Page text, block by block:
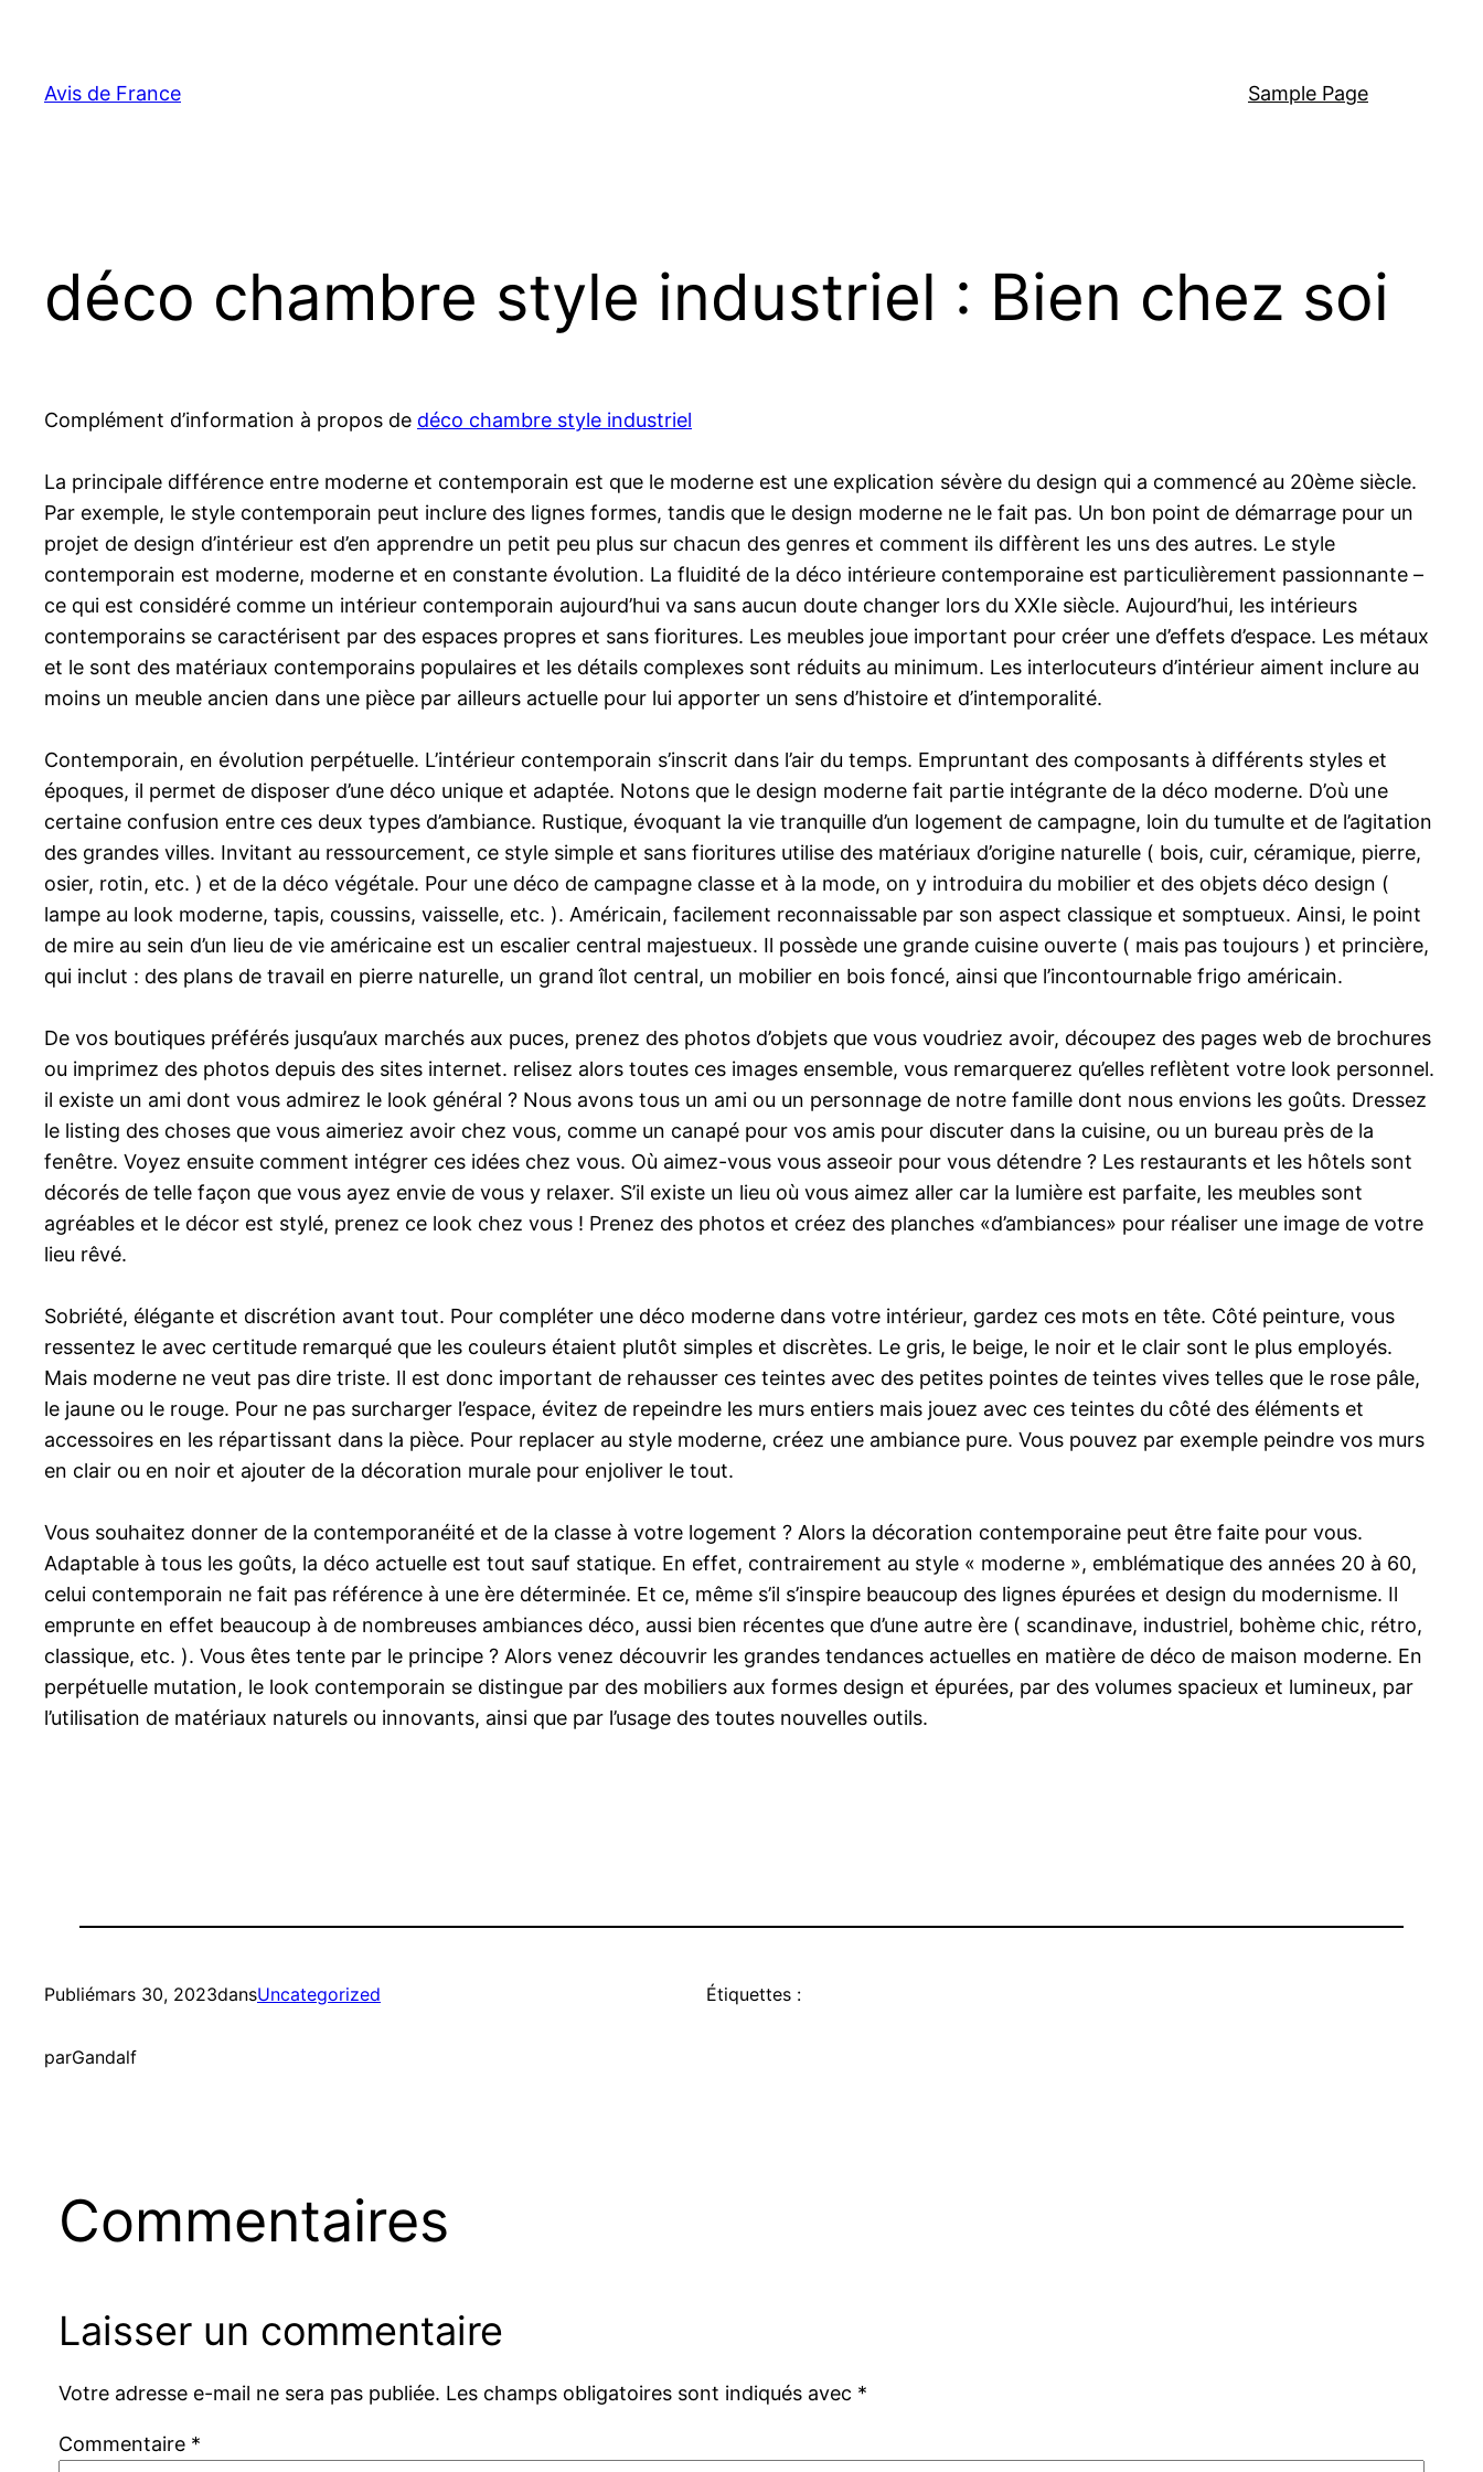
contenu
Avis de France Sample Page
déco chambre style industriel : Bien chez soi
Complément d’information à propos de déco chambre style industriel
La principale différence entre moderne et contemporain est que le moderne est une explication sévère du design qui a commencé au 20ème siècle.
Par exemple, le style contemporain peut inclure des lignes formes, tandis que le design moderne ne le fait pas. Un bon point de démarrage pour un
projet de design d’intérieur est d’en apprendre un petit peu plus sur chacun des genres et comment ils diffèrent les uns des autres. Le style
contemporain est moderne, moderne et en constante évolution. La fluidité de la déco intérieure contemporaine est particulièrement passionnante –
ce qui est considéré comme un intérieur contemporain aujourd’hui va sans aucun doute changer lors du XXIe siècle. Aujourd’hui, les intérieurs
contemporains se caractérisent par des espaces propres et sans fioritures. Les meubles joue important pour créer une d’effets d’espace. Les métaux
et le sont des matériaux contemporains populaires et les détails complexes sont réduits au minimum. Les interlocuteurs d’intérieur aiment inclure au
moins un meuble ancien dans une pièce par ailleurs actuelle pour lui apporter un sens d’histoire et d’intemporalité.
Contemporain, en évolution perpétuelle. L’intérieur contemporain s’inscrit dans l’air du temps. Empruntant des composants à différents styles et
époques, il permet de disposer d’une déco unique et adaptée. Notons que le design moderne fait partie intégrante de la déco moderne. D’où une
certaine confusion entre ces deux types d’ambiance. Rustique, évoquant la vie tranquille d’un logement de campagne, loin du tumulte et de l’agitation
des grandes villes. Invitant au ressourcement, ce style simple et sans fioritures utilise des matériaux d’origine naturelle ( bois, cuir, céramique, pierre,
osier, rotin, etc. ) et de la déco végétale. Pour une déco de campagne classe et à la mode, on y introduira du mobilier et des objets déco design (
lampe au look moderne, tapis, coussins, vaisselle, etc. ). Américain, facilement reconnaissable par son aspect classique et somptueux. Ainsi, le point
de mire au sein d’un lieu de vie américaine est un escalier central majestueux. Il possède une grande cuisine ouverte ( mais pas toujours ) et princière,
qui inclut : des plans de travail en pierre naturelle, un grand îlot central, un mobilier en bois foncé, ainsi que l’incontournable frigo américain.
De vos boutiques préférés jusqu’aux marchés aux puces, prenez des photos d’objets que vous voudriez avoir, découpez des pages web de brochures
ou imprimez des photos depuis des sites internet. relisez alors toutes ces images ensemble, vous remarquerez qu’elles reflètent votre look personnel.
il existe un ami dont vous admirez le look général ? Nous avons tous un ami ou un personnage de notre famille dont nous envions les goûts. Dressez
le listing des choses que vous aimeriez avoir chez vous, comme un canapé pour vos amis pour discuter dans la cuisine, ou un bureau près de la
fenêtre. Voyez ensuite comment intégrer ces idées chez vous. Où aimez-vous vous asseoir pour vous détendre ? Les restaurants et les hôtels sont
décorés de telle façon que vous ayez envie de vous y relaxer. S’il existe un lieu où vous aimez aller car la lumière est parfaite, les meubles sont
agréables et le décor est stylé, prenez ce look chez vous ! Prenez des photos et créez des planches «d’ambiances» pour réaliser une image de votre
lieu rêvé.
Sobriété, élégante et discrétion avant tout. Pour compléter une déco moderne dans votre intérieur, gardez ces mots en tête. Côté peinture, vous
ressentez le avec certitude remarqué que les couleurs étaient plutôt simples et discrètes. Le gris, le beige, le noir et le clair sont le plus employés.
Mais moderne ne veut pas dire triste. Il est donc important de rehausser ces teintes avec des petites pointes de teintes vives telles que le rose pâle,
le jaune ou le rouge. Pour ne pas surcharger l’espace, évitez de repeindre les murs entiers mais jouez avec ces teintes du côté des éléments et
accessoires en les répartissant dans la pièce. Pour replacer au style moderne, créez une ambiance pure. Vous pouvez par exemple peindre vos murs
en clair ou en noir et ajouter de la décoration murale pour enjoliver le tout.
Vous souhaitez donner de la contemporanéité et de la classe à votre logement ? Alors la décoration contemporaine peut être faite pour vous.
Adaptable à tous les goûts, la déco actuelle est tout sauf statique. En effet, contrairement au style « moderne », emblématique des années 20 à 60,
celui contemporain ne fait pas référence à une ère déterminée. Et ce, même s’il s’inspire beaucoup des lignes épurées et design du modernisme. Il
emprunte en effet beaucoup à de nombreuses ambiances déco, aussi bien récentes que d’une autre ère ( scandinave, industriel, bohème chic, rétro,
classique, etc. ). Vous êtes tente par le principe ? Alors venez découvrir les grandes tendances actuelles en matière de déco de maison moderne. En
perpétuelle mutation, le look contemporain se distingue par des mobiliers aux formes design et épurées, par des volumes spacieux et lumineux, par
l’utilisation de matériaux naturels ou innovants, ainsi que par l’usage des toutes nouvelles outils.
Publiémars 30, 2023dansUncategorized
parGandalf
Étiquettes :
Commentaires
Laisser un commentaire
Votre adresse e-mail ne sera pas publiée. Les champs obligatoires sont indiqués avec *
Commentaire *